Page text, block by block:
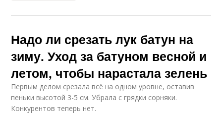
Надо ли срезать лук батун на
зиму. Уход за батуном весной и
летом, чтобы нарастала зелень
Первым делом срезала всё на одном уровне, оставив
пеньки высотой 3-5 см. Убрала с грядки сорняки.
Конкурентов теперь нет.